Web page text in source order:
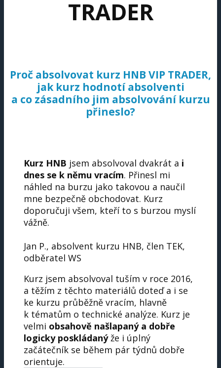
TRADER
Proč absolvovat kurz HNB VIP TRADER,
jak kurz hodnotí absolventi
a co zásadního jim absolvování kurzu
přineslo?
Kurz HNB jsem absolvoval dvakrát a i
dnes se k němu vracím. Přinesl mi
náhled na burzu jako takovou a naučil
mne bezpečně obchodovat. Kurz
doporučuji všem, kteří to s burzou myslí
vážně.
Jan P., absolvent kurzu HNB, člen TEK,
odběratel WS
Kurz jsem absolvoval tuším v roce 2016,
a těžím z těchto materiálů doteď a i se
ke kurzu průběžně vracím, hlavně
k tématům o technické analýze. Kurz je
velmi obsahově našlapaný a dobře
logicky poskládanýže i úplný
začátečník se během pár týdnů dobře
orientuje.